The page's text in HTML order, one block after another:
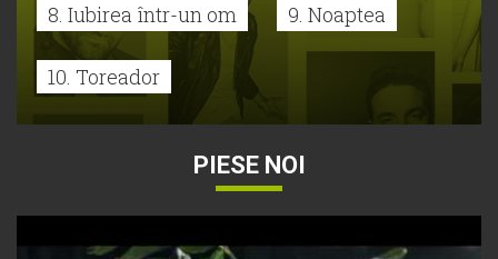
8. Iubirea într-un om 9. Noaptea
10. Toreador
PIESE NOI